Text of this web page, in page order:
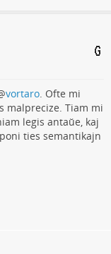
vortaro. Ofte mi
malprecize. Tiam mi
legis antaŭe, kaj
ties semantikajn